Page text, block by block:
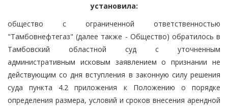
установила:
общество с ограниченной ответственностью
"Тамбовнефтегаз" (далее также - Общество) обратилось в
Тамбовский областной суд с уточненным
административным исковым заявлением о признании не
действующим со дня вступления в законную силу решения
суда пункта 4.2 приложения к Положению о порядке
определения размера, условий и сроков внесения арендной